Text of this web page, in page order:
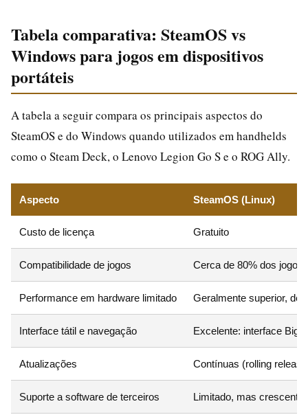
Tabela comparativa: SteamOS vs
Windows para jogos em dispositivos
portáteis
A tabela a seguir compara os principais aspectos do
SteamOS e do Windows quando utilizados em handhelds
como o Steam Deck, o Lenovo Legion Go S e o ROG Ally.
Aspecto SteamOS (Linux)
Custo de licença Gratuito
Compatibilidade de jogos Cerca de 80% dos
Performance em hardware limitado Geralmente superior,
Interface tátil e navegação Excelente: interface Big
Atualizações Contínuas (rolling
Suporte a software de terceiros Limitado, mas